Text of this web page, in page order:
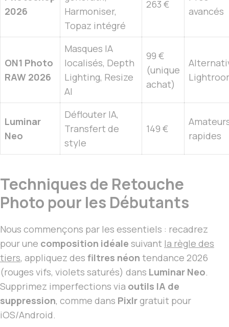
2026
Harmoniser,
Topaz intégré
263 €
avancés
ON1 Photo
RAW 2026
Masques IA
localisés, Depth
Lighting, Resize
AI
99 €
(unique
achat)
Luminar
Neo
Déflouter IA,
Transfert de
style
149 €
rapides
Techniques de Retouche
Photo pour les Débutants
Nous commençons par les essentiels : recadrez
pour une composition idéale suivant la règle des
tiers, appliquez des filtres néon tendance 2026
(rouges vifs, violets saturés) dans Luminar Neo.
Supprimez imperfections via outils IA de
suppression, comme dans Pixlrgratuit pour
iOS/Android.